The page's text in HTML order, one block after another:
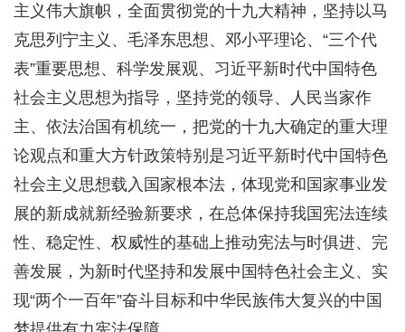
主义伟大旗帜，全面贯彻党的十九大精神，坚持以马
克思列宁主义、毛泽东思想、邓小平理论、“三个代
表”重要思想、科学发展观、习近平新时代中国特色
社会主义思想为指导，坚持党的领导、人民当家作
主、依法治国有机统一，把党的十九大确定的重大理
论观点和重大方针政策特别是习近平新时代中国特色
社会主义思想载入国家根本法，体现党和国家事业发
展的新成就新经验新要求，在总体保持我国宪法连续
性、稳定性、权威性的基础上推动宪法与时俱进、完
善发展，为新时代坚持和发展中国特色社会主义、实
现“两个一百年”奋斗目标和中华民族伟大复兴的中国